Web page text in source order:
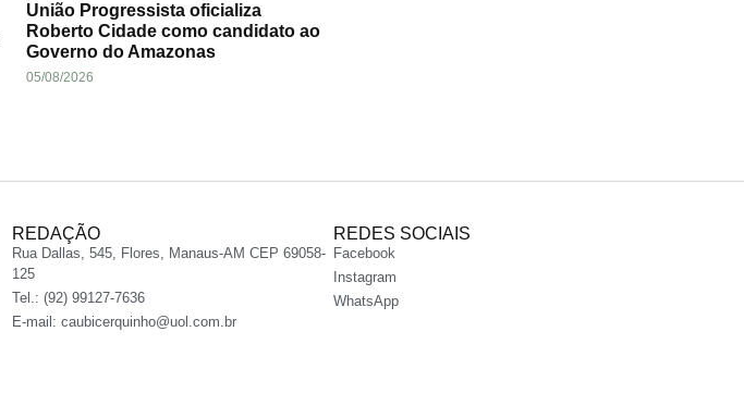
União Progressista oficializa
Roberto Cidade como candidato ao
Governo do Amazonas
05/08/2026
REDAÇÃO
Rua Dallas, 545, Flores, Manaus-AM CEP 69058-
125
Tel.: (92) 99127-7636
E-mail: caubicerquinho@uol.com.br
REDES SOCIAIS
Facebook
Instagram
WhatsApp